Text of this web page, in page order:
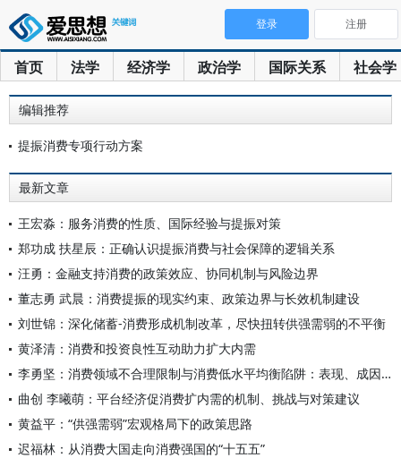
首页 法学 经济学 政治学 国际关系 社会学
登录 注册
编辑推荐
提振消费专项行动方案
最新文章
王宏淼：服务消费的性质、国际经验与提振对策
郑功成 扶星辰：正确认识提振消费与社会保障的逻辑关系
汪勇：金融支持消费的政策效应、协同机制与风险边界
董志勇 武晨：消费提振的现实约束、政策边界与长效机制建设
刘世锦：深化储蓄-消费形成机制改革，尽快扭转供强需弱的不平衡
黄泽清：消费和投资良性互动助力扩大内需
李勇坚：消费领域不合理限制与消费低水平均衡陷阱：表现、成因与
曲创 李曦萌：平台经济促消费扩内需的机制、挑战与对策建议
黄益平：“供强需弱”宏观格局下的政策思路
迟福林：从消费大国走向消费强国的“十五五”